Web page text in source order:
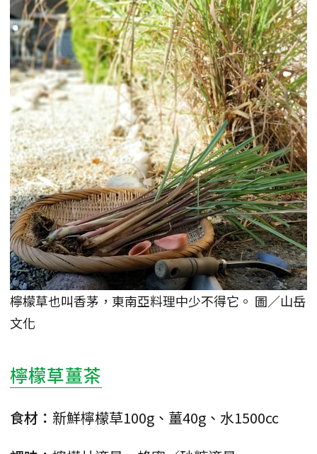
檸檬草也叫香茅，東南亞料理中少不得它。 圖／山岳
文化
檸檬草薑茶
食材： 新鮮檸檬草100g、薑40g、水1500cc